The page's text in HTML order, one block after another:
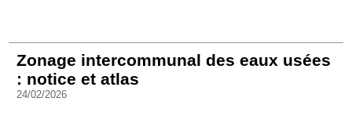
Zonage intercommunal des eaux usées
: notice et atlas
24/02/2026